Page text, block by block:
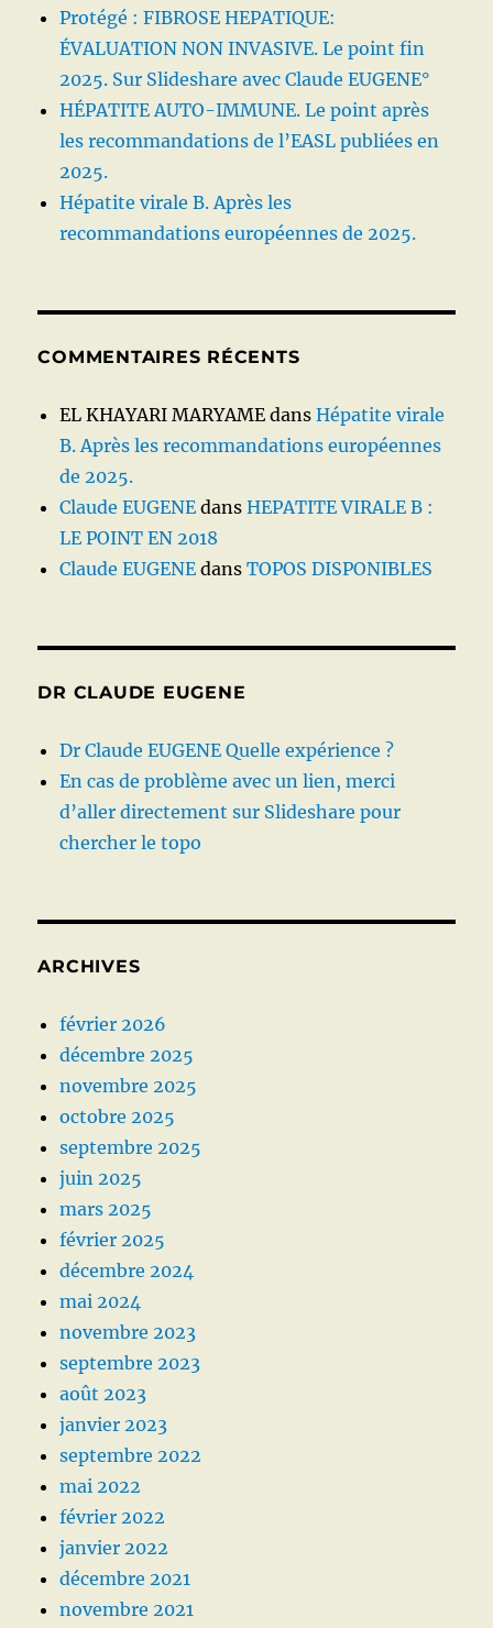
Protégé : FIBROSE HEPATIQUE:
ÉVALUATION NON INVASIVE. Le point fin
2025. Sur Slideshare avec Claude EUGENE°
HÉPATITE AUTO-IMMUNE. Le point après
les recommandations de l’EASL publiées en
2025.
Hépatite virale B. Après les
recommandations européennes de 2025.
COMMENTAIRES RÉCENTS
EL KHAYARI MARYAME dansHépatite virale
B. Après les recommandations européennes
de 2025.
Claude EUGENE dansHEPATITE VIRALE B :
LE POINT EN 2018
Claude EUGENE dansTOPOS DISPONIBLES
DR CLAUDE EUGENE
Dr Claude EUGENE Quelle expérience ?
En cas de problème avec un lien, merci
d’aller directement sur Slideshare pour
chercher le topo
ARCHIVES
février 2026
décembre 2025
novembre 2025
octobre 2025
septembre 2025
juin 2025
mars 2025
février 2025
décembre 2024
mai 2024
novembre 2023
septembre 2023
août 2023
janvier 2023
septembre 2022
mai 2022
février 2022
janvier 2022
décembre 2021
novembre 2021